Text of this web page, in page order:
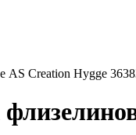
AS Creation Hygge